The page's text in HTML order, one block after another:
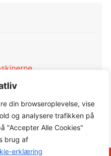
din browseroplevelse, vise
og analysere trafikken på
"Accepter Alle Cookies"
brug af
erklæring